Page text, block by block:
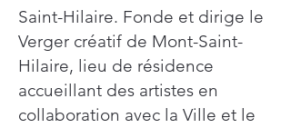
Saint-Hilaire. Fonde et dirige le
Verger créatif de Mont-Saint-
Hilaire, lieu de résidence
accueillant des artistes en
collaboration avec la Ville et le